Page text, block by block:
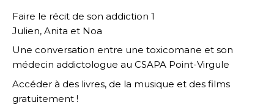
Faire le récit de son addiction 1
Julien, Anita et Noa
Une conversation entre une toxicomane et son
médecin addictologue au CSAPA Point-Virgule
Accéder à des livres, de la musique et des films
gratuitement !